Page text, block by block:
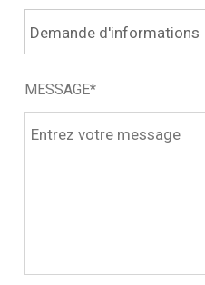
MESSAGE*